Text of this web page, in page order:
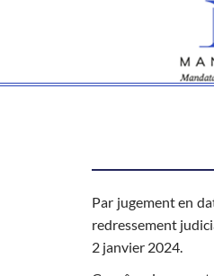
Par jugement en
redressement
2 janvier 2024.